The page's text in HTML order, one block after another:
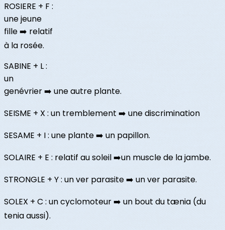
ROSIERE + F :
une jeune
fille ➡️ relatif
à la rosée.
SABINE + L :
un
genévrier ➡️ une autre plante.
SEISME + X : un tremblement ➡️ une discrimination
SESAME + I : une plante ➡️ un papillon.
SOLAIRE + E : relatif au soleil ➡️un muscle de la jambe.
STRONGLE + Y : un ver parasite ➡️ un ver parasite.
SOLEX + C : un cyclomoteur ➡️ un bout du tænia (du
tenia aussi).